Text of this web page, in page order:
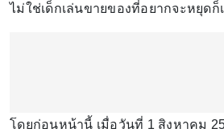
ไม่ใช่เด็กเล่นขายของที่อยากจะหยุดก็
โดยก่อนหน้านี้ เมื่อวันที่ 1 สิงหาคม